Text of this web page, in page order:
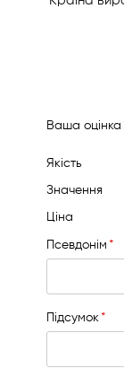
Вашa оцінка
Якість
Значення
Ціна
Псевдонім
Підсумок